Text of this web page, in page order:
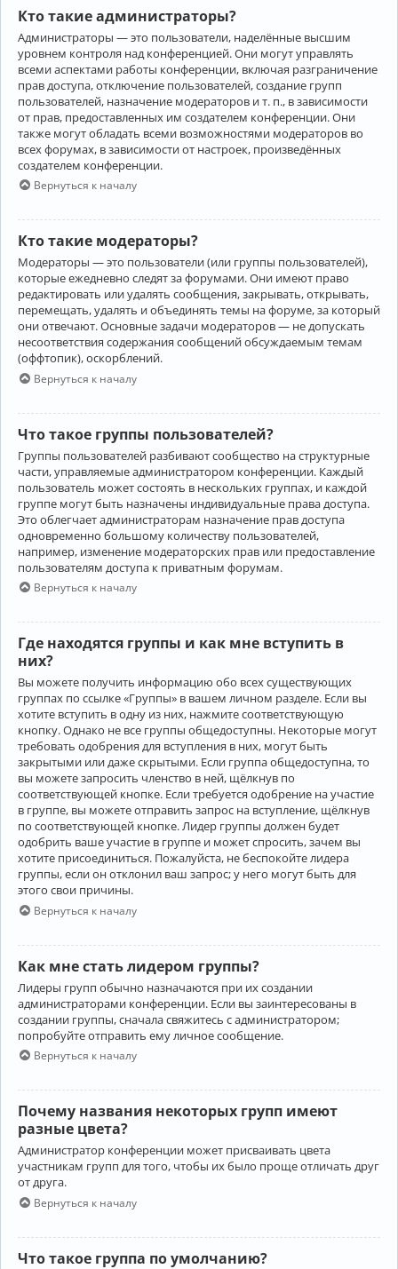
Кто такие администраторы?
Администраторы — это пользователи, наделённые высшим
уровнем контроля над конференцией. Они могут управлять
всеми аспектами работы конференции, включая разграничение
прав доступа, отключение пользователей, создание групп
пользователей, назначение модераторов и т. п., в зависимости
от прав, предоставленных им создателем конференции. Они
также могут обладать всеми возможностями модераторов во
всех форумах, в зависимости от настроек, произведённых
создателем конференции.
Вернуться к началу
Кто такие модераторы?
Модераторы — это пользователи (или группы пользователей),
которые ежедневно следят за форумами. Они имеют право
редактировать или удалять сообщения, закрывать, открывать,
перемещать, удалять и объединять темы на форуме, за который
они отвечают. Основные задачи модераторов — не допускать
несоответствия содержания сообщений обсуждаемым темам
(оффтопик), оскорблений.
Вернуться к началу
Что такое группы пользователей?
Группы пользователей разбивают сообщество на структурные
части, управляемые администратором конференции. Каждый
пользователь может состоять в нескольких группах, и каждой
группе могут быть назначены индивидуальные права доступа.
Это облегчает администраторам назначение прав доступа
одновременно большому количеству пользователей,
например, изменение модераторских прав или предоставление
пользователям доступа к приватным форумам.
Вернуться к началу
Где находятся группы и как мне вступить в
них?
Вы можете получить информацию обо всех существующих
группах по ссылке «Группы» в вашем личном разделе. Если вы
хотите вступить в одну из них, нажмите соответствующую
кнопку. Однако не все группы общедоступны. Некоторые могут
требовать одобрения для вступления в них, могут быть
закрытыми или даже скрытыми. Если группа общедоступна, то
вы можете запросить членство в ней, щёлкнув по
соответствующей кнопке. Если требуется одобрение на участие
в группе, вы можете отправить запрос на вступление, щёлкнув
по соответствующей кнопке. Лидер группы должен будет
одобрить ваше участие в группе и может спросить, зачем вы
хотите присоединиться. Пожалуйста, не беспокойте лидера
группы, если он отклонил ваш запрос; у него могут быть для
этого свои причины.
Вернуться к началу
Как мне стать лидером группы?
Лидеры групп обычно назначаются при их создании
администраторами конференции. Если вы заинтересованы в
создании группы, сначала свяжитесь с администратором;
попробуйте отправить ему личное сообщение.
Вернуться к началу
Почему названия некоторых групп имеют
разные цвета?
Администратор конференции может присваивать цвета
участникам групп для того, чтобы их было проще отличать друг
от друга.
Вернуться к началу
Что такое группа по умолчанию?